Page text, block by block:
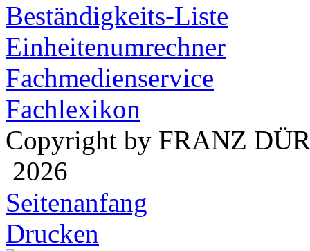
Beständigkeits-Liste
Einheitenumrechner
Fachmedienservice
Fachlexikon
Copyright by FRANZ
2026
Seitenanfang
Drucken